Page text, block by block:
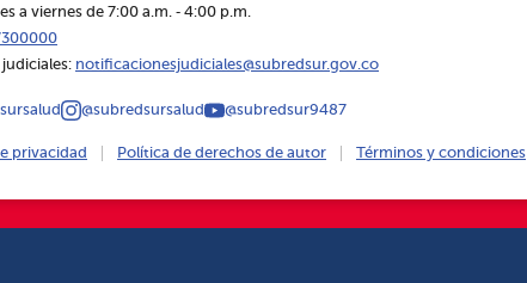
a viernes de 7:00 a.m. ‑ 4:00 p.m.
notificacionesjudiciales@subredsur.gov.co
@subredsursalud @subredsur9487
privacidad Política de derechos de autor Términos y condiciones